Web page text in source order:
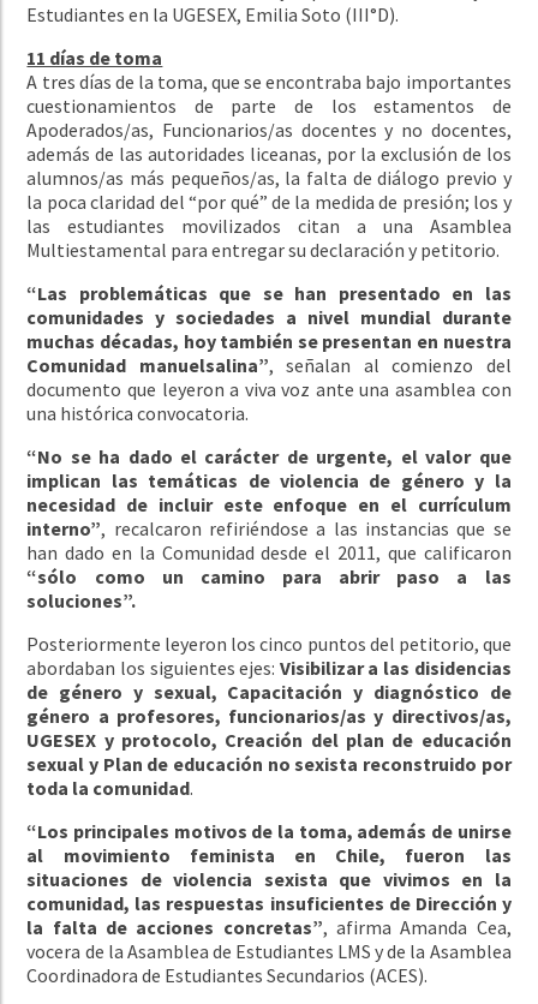
Estudiantes en la UGESEX, Emilia Soto (III°D).
11 días de toma
A tres días de la toma, que se encontraba bajo importantes
cuestionamientos de parte de los estamentos de
Apoderados/as, Funcionarios/as docentes y no docentes,
además de las autoridades liceanas, por la exclusión de los
alumnos/as más pequeños/as, la falta de diálogo previo y
la poca claridad del “por qué” de la medida de presión; los y
las estudiantes movilizados citan a una Asamblea
Multiestamental para entregar su declaración y petitorio.
“Las problemáticas que se han presentado en las
comunidades y sociedades a nivel mundial durante
muchas décadas, hoy también se presentan en nuestra
Comunidad manuelsalina”, señalan al comienzo del
documento que leyeron a viva voz ante una asamblea con
una histórica convocatoria.
“No se ha dado el carácter de urgente, el valor que
implican las temáticas de violencia de género y la
necesidad de incluir este enfoque en el currículum
interno”, recalcaron refiriéndose a las instancias que se
han dado en la Comunidad desde el 2011, que calificaron
“sólo como un camino para abrir paso a las
soluciones”.
Posteriormente leyeron los cinco puntos del petitorio, que
abordaban los siguientes ejes: Visibilizar a las disidencias
de género y sexual, Capacitación y diagnóstico de
género a profesores, funcionarios/as y directivos/as,
UGESEX y protocolo, Creación del plan de educación
sexual y Plan de educación no sexista reconstruido por
toda la comunidad.
“Los principales motivos de la toma, además de unirse
al movimiento feminista en Chile, fueron las
situaciones de violencia sexista que vivimos en la
comunidad, las respuestas insuficientes de Dirección y
la falta de acciones concretas”, afirma Amanda Cea,
vocera de la Asamblea de Estudiantes LMS y de la Asamblea
Coordinadora de Estudiantes Secundarios (ACES).